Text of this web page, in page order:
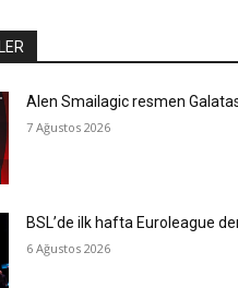
Alen Smailagic resmen
7 Ağustos 2026
BSL’de ilk hafta Euroleague
6 Ağustos 2026